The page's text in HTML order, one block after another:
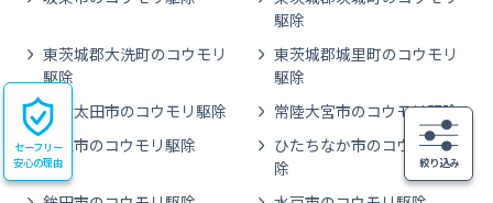
絞り込み
駆除
東茨城郡大洗町のコウモリ
駆除
東茨城郡城里町のコウモリ
駆除
常陸太田市のコウモリ駆除
常陸大宮市のコウモリ駆除
日立市のコウモリ駆除
ひたちなか市のコウモリ駆
除
セーフリー
安心の理由